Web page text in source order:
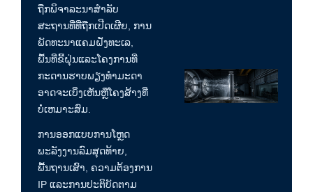
ຖືກພິຈາລະນາສໍາລັບ
ສະຖານທີ່ທີ່ຖືກເປີດເຜີຍ, ການ
ພັດທະນາແຄມຝັ່ງທະເລ,
ພື້ນທີ່ຂີ້ຝຸ່ນແລະໂຄງການທີ່
ກະດານຮາບພຽງທໍາມະດາ
ອາດຈະເບິ່ງເຫັນຫຼືໂຄງສ້າງທີ່
ບໍ່ເຫມາະສົມ.
ການອອກແບບການໂຫຼດ
ພະລັງງານລົມສຸດທ້າຍ,
ພື້ນຖານເສົາ, ຄວາມຕ້ອງການ
IP ແລະການປະຕິບັດຕາມ